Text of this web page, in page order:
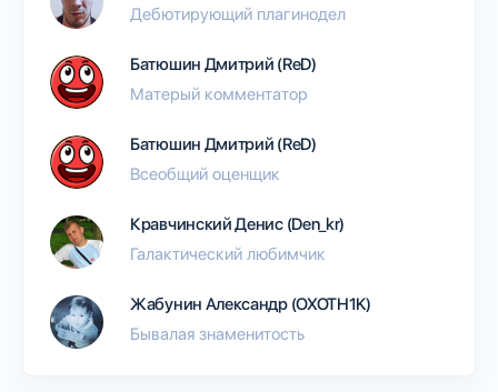
Дебютирующий плагинодел
Батюшин Дмитрий (ReD)
Матерый комментатор
Батюшин Дмитрий (ReD)
Всеобщий оценщик
Кравчинский Денис (Den_kr)
Галактический любимчик
Жабунин Александр (OXOTH1K)
Бывалая знаменитость